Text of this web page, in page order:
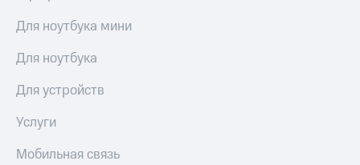
Для ноутбука мини
Для ноутбука
Для устройств
Услуги
Мобильная связь